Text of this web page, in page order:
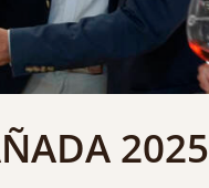
2025